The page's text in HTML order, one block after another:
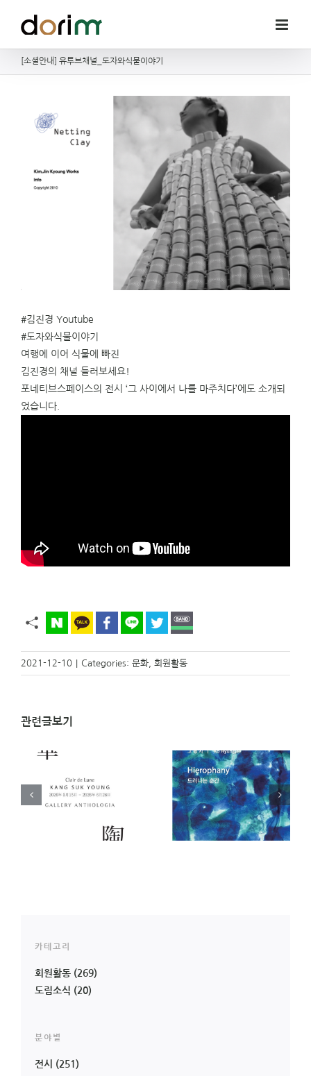
[소셜안내] 유투브채널_도자와식물이야기
#김진경 Youtube
#도자와식물이야기
여행에 이어 식물에 빠진
김진경의 채널 들러보세요!
포네티브스페이스의 전시 ‘그 사이에서 나를 마주치다’에도 소개되
었습니다.
2021-12-10 Categories: 문화 회원활동
관련글보기
[전시 안내]
Hierophany 드러나는
순간 _ 고형지 개인전
[전시 안내] 아주 오래
된 오브제전 _ 오은교
(23기) 개인전
카테고리
회원활동 (269)
도림소식 (20)
분야별
전시
(251)